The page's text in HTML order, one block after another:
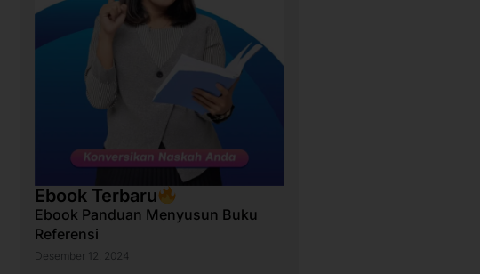
Ebook Terbaru
Ebook Panduan Menyusun Buku
Referensi
Desember 12, 2024